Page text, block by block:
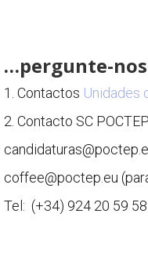
…pergunte-
1. Contactos Unidades
2. Contacto SC
coffee@poctep.eu
Tel: (+34) 924 20 59 58